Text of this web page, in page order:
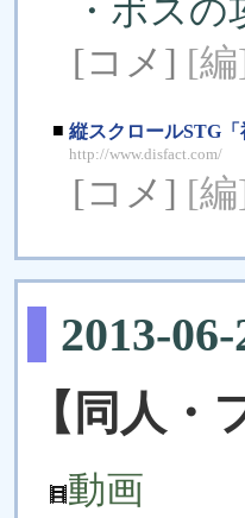
・ボス
[コメ] [
■ 縦スクロールSTG
http://www.disfact.com/
[コメ] [
2013-06-
【同人・
動画